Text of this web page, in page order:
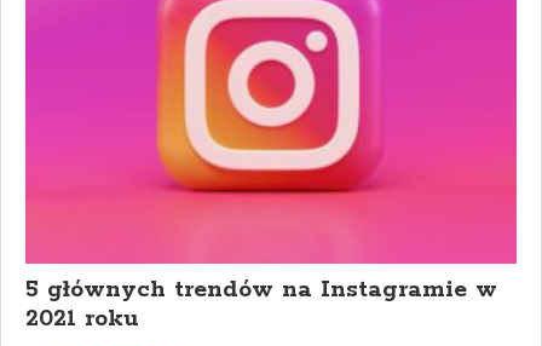
5 głównych trendów na Instagramie w
2021 roku